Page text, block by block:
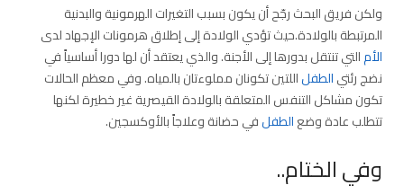
ولكن فريق البحث رجّح أن يكون بسبب التغيرات الهرمونية والبدنية
المرتبطة بالولادة.حيث تؤدي الولادة إلى إطلاق هرمونات الإجهاد لدى
الأمالتي تنتقل بدورها إلى الأجنة. والذي يعتقد أن لها دورا أساسياً في
نضج رئتيالطفلاللتين تكونان مملوءتان بالمياه. وفي معظم الحالات
تكون مشاكل التنفس المتعلقة بالولادة القيصرية غير خطيرة لكنها
تتطلب عادة وضعالطفلفي حضانة وعلاجاً بالأوكسجين.
وفي الختام..